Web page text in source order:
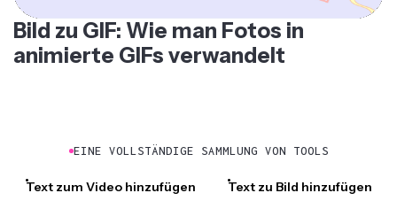
Bild zu GIF: Wie man Fotos in
animierte GIFs verwandelt